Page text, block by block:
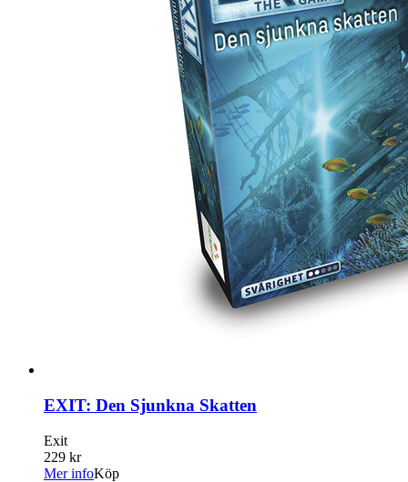
EXIT: Den Sjunkna Skatten
Exit
229 kr
Mer infoKöp